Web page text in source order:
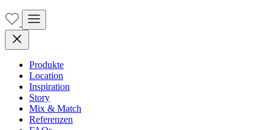
Produkte
Location
Inspiration
Story
Mix & Match
Referenzen